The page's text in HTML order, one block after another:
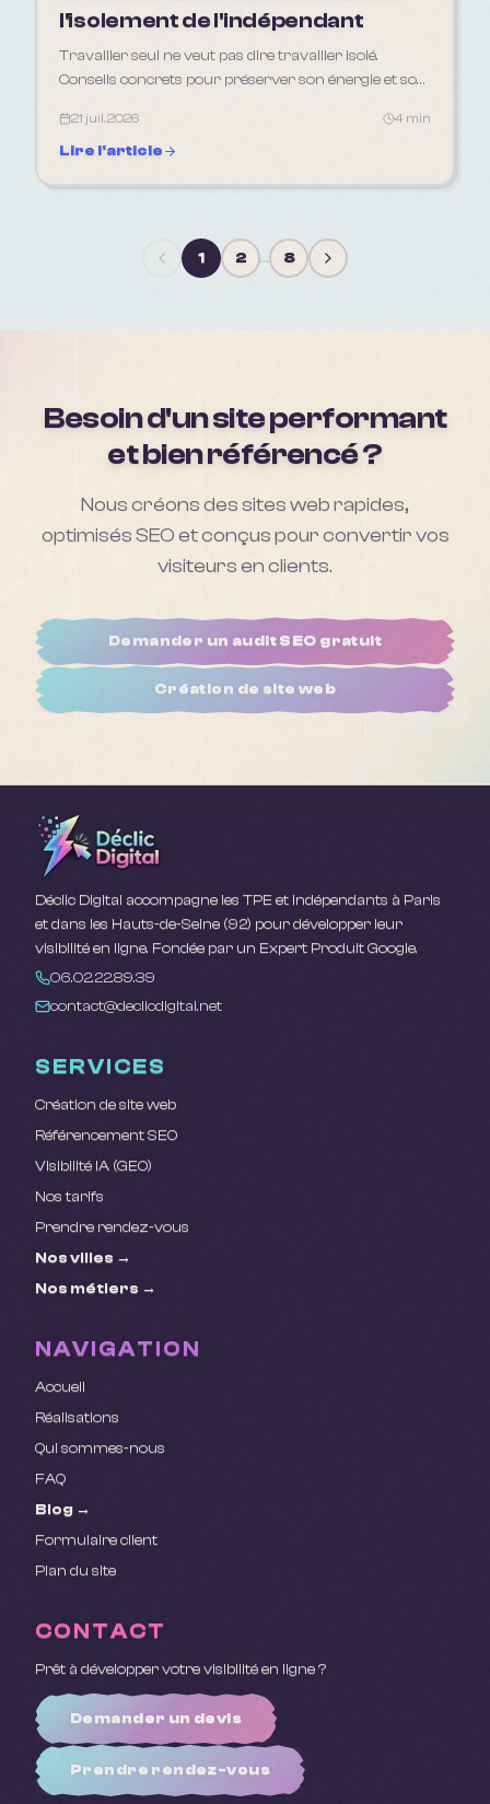
l'isolement de l'indépendant
Travailler seul ne veut pas dire travailler isolé.
Conseils concrets pour préserver son énergie et son
21 juil. 2026 4 min
Lire l'article
1 2 … 8
Besoin d'un site performant
et bien référencé ?
Nous créons des sites web rapides,
optimisés SEO et conçus pour convertir vos
visiteurs en clients.
Demander un audit SEO gratuit
Création de site web
Déclic Digital accompagne les TPE et indépendants à Paris
et dans les Hauts-de-Seine (92) pour développer leur
visibilité en ligne. Fondée par un Expert Produit Google.
06.02.22.89.39
contact@declicdigital.net
SERVICES
Création de site web
Référencement SEO
Visibilité IA (GEO)
Nos tarifs
Prendre rendez-vous
Nos villes →
Nos métiers →
NAVIGATION
Accueil
Réalisations
Qui sommes-nous
FAQ
Blog →
Formulaire client
Plan du site
CONTACT
Prêt à développer votre visibilité en ligne ?
Demander un devis
Prendre rendez-vous